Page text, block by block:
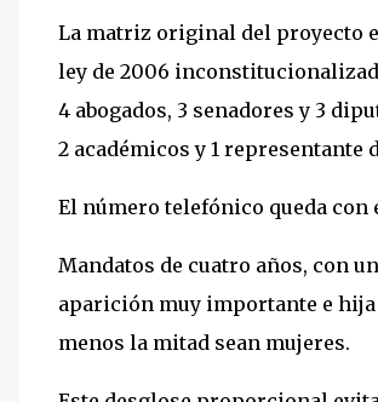
La matriz original del proyecto
ley de 2006
4 abogados, 3 senadores y 3
2 académicos y 1 representante
El número telefónico queda con
Mandatos de cuatro años, con
aparición muy importante e hija
menos la mitad sean mujeres.